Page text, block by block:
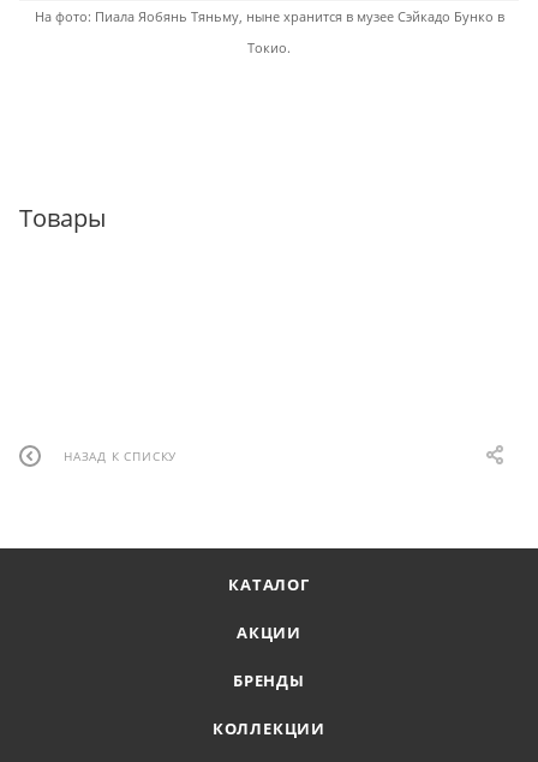
На фото: Пиала Яобянь Тяньму, ныне хранится в музее Сэйкадо Бунко в
Токио.
Товары
НАЗАД К СПИСКУ
КАТАЛОГ
АКЦИИ
БРЕНДЫ
КОЛЛЕКЦИИ